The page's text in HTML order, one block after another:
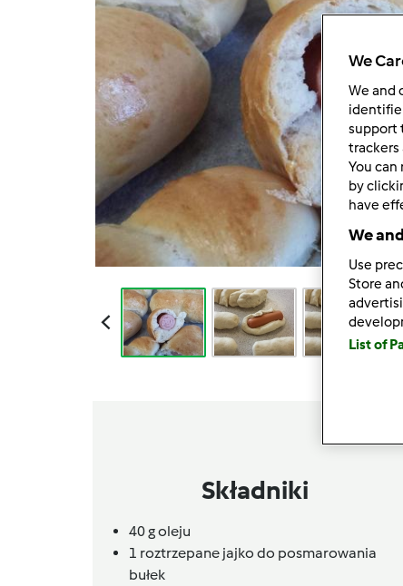
Składniki
40goleju
1 roztrzepane jajko do posmarowania
bułek
We
We and
support
trackers
You
by
have
We
Use
Store
List of